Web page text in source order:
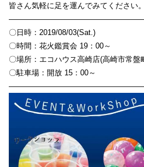
皆さん気軽に足を運んでみてください。
〇日時：2019/08/03(Sat.)
〇時間：花火鑑賞会 19：00～
〇場所：エコハウス高崎店(高崎市常盤
〇駐車場：開放 15：00～